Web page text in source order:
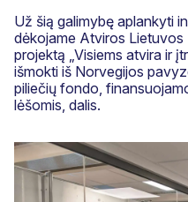
Už šią galimybę aplankyti
dėkojame Atviros Lietuvos
projektą „Visiems atvira ir
išmokti iš Norvegijos
piliečių fondo,
lėšomis, dalis.